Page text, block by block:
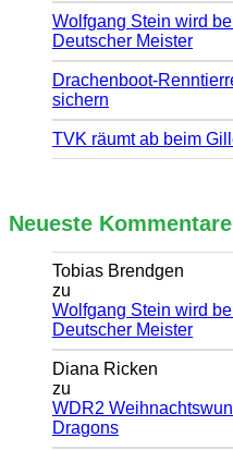
Wolfgang Stein wird
Deutscher Meister
Drachenboot-
sichern
TVK räumt ab beim
Neueste Kommentare
Tobias Brendgen
zu
Wolfgang Stein wird
Deutscher Meister
Diana Ricken
zu
WDR2
Dragons